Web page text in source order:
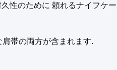
性のために 頼れるナイフケ
帯の両方が含まれます.